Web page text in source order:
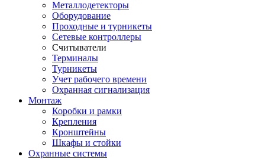
Металлодетекторы
Оборудование
Проходные и турникеты
Сетевые контроллеры
Считыватели
Терминалы
Турникеты
Учет рабочего времени
Охранная сигнализация
Монтаж
Коробки и рамки
Крепления
Кронштейны
Шкафы и стойки
Охранные системы